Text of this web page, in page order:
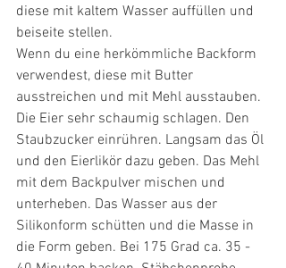
diese mit kaltem Wasser auffüllen und
beiseite stellen.
Wenn du eine herkömmliche Backform
verwendest, diese mit Butter
ausstreichen und mit Mehl ausstauben.
Die Eier sehr schaumig schlagen. Den
Staubzucker einrühren. Langsam das Öl
und den Eierlikör dazu geben. Das Mehl
mit dem Backpulver mischen und
unterheben. Das Wasser aus der
Silikonform schütten und die Masse in
die Form geben. Bei 175 Grad ca. 35 -